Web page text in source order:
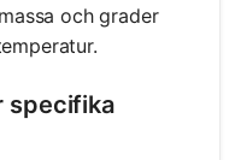
och grader
specifika